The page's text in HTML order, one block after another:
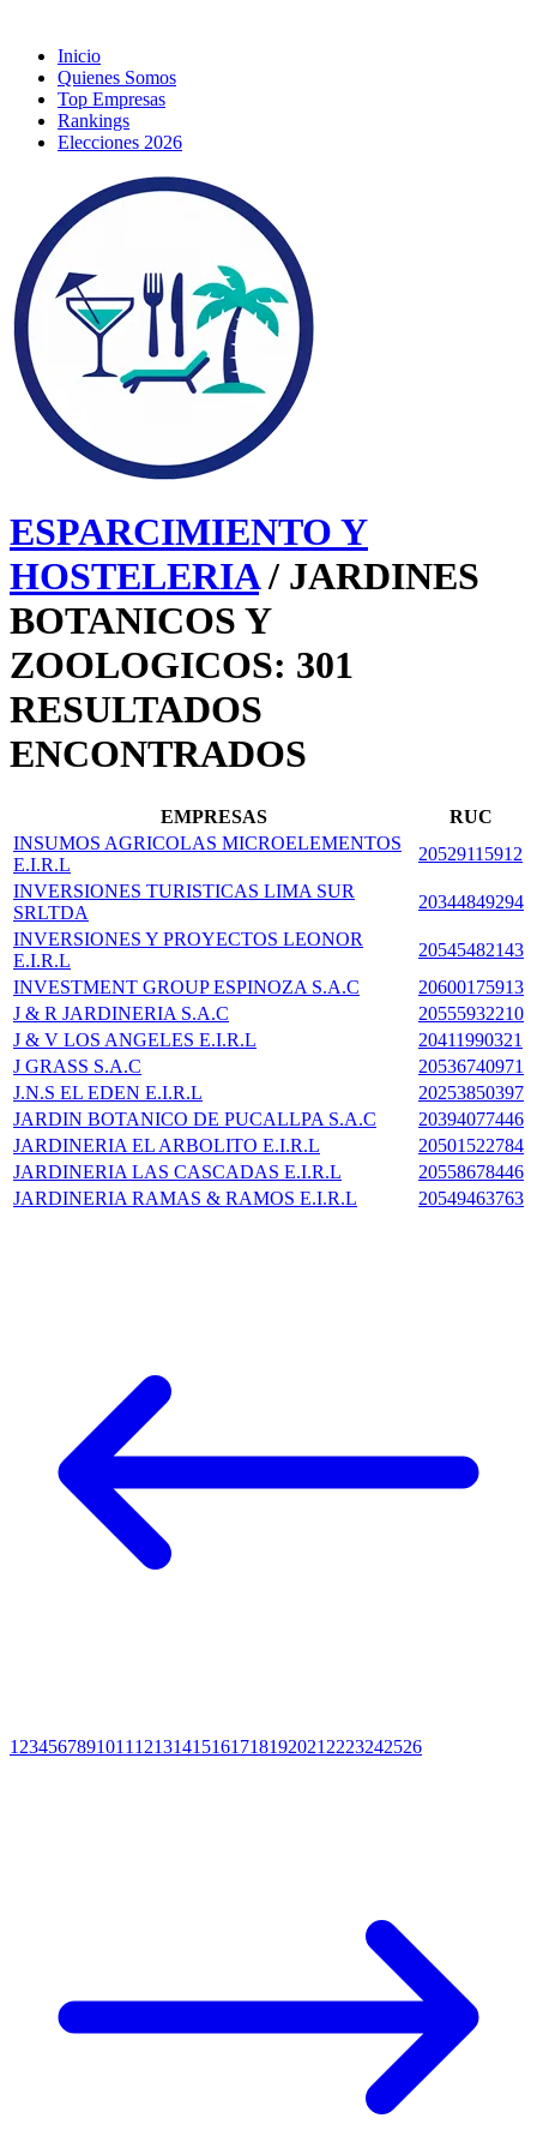
Inicio
Quienes Somos
Top Empresas
Rankings
Elecciones 2026
ESPARCIMIENTO Y
HOSTELERIA/ JARDINES
BOTANICOS Y
ZOOLOGICOS: 301
RESULTADOS
ENCONTRADOS
EMPRESAS
RUC
INSUMOS AGRICOLAS MICROELEMENTOS
E.I.R.L
20529115912
INVERSIONES TURISTICAS LIMA SUR
SRLTDA
20344849294
INVERSIONES Y PROYECTOS LEONOR
E.I.R.L
20545482143
INVESTMENT GROUP ESPINOZA S.A.C
20600175913
J & R JARDINERIA S.A.C
20555932210
J & V LOS ANGELES E.I.R.L
20411990321
J GRASS S.A.C
20536740971
J.N.S EL EDEN E.I.R.L
20253850397
JARDIN BOTANICO DE PUCALLPA S.A.C
20394077446
JARDINERIA EL ARBOLITO E.I.R.L
20501522784
JARDINERIA LAS CASCADAS E.I.R.L
20558678446
JARDINERIA RAMAS & RAMOS E.I.R.L
20549463763
1 234567891011 12131415161718192021 2223242526